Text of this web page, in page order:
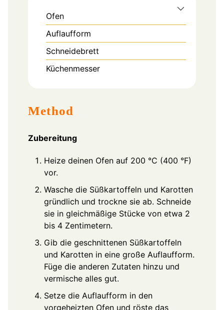
Ofen
Auflaufform
Schneidebrett
Küchenmesser
Method
Zubereitung
Heize deinen Ofen auf 200 °C (400 °F)
vor.
Wasche die Süßkartoffeln und Karotten
gründlich und trockne sie ab. Schneide
sie in gleichmäßige Stücke von etwa 2
bis 4 Zentimetern.
Gib die geschnittenen Süßkartoffeln
und Karotten in eine große Auflaufform.
Füge die anderen Zutaten hinzu und
vermische alles gut.
Setze die Auflaufform in den
vorgeheizten Ofen und röste das